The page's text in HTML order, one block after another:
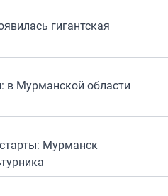
гигантская
в Мурманской области
Мурманск